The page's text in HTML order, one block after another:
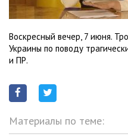
Воскресный вечер, 7 июня.
Украины по поводу
и ПР.
Материалы по теме: